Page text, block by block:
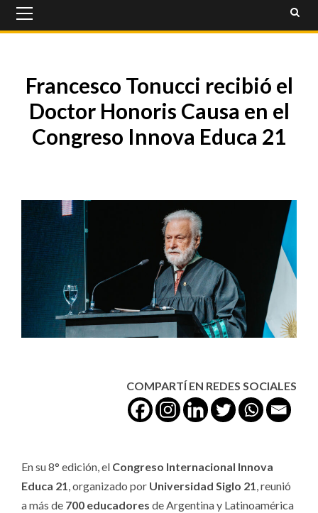
Menu
Francesco Tonucci recibió el
Doctor Honoris Causa en el
Congreso Innova Educa 21
COMPARTÍ EN REDES SOCIALES
En su 8° edición, el Congreso Internacional Innova
Educa 21, organizado por Universidad Siglo 21, reunió
a más de 700 educadores de Argentina y Latinoamérica